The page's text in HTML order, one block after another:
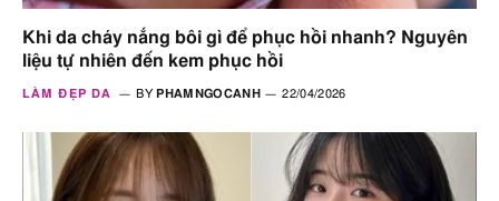
Khi da cháy nắng bôi gì để phục hồi nhanh? Nguyên
liệu tự nhiên đến kem phục hồi
LÀM ĐẸP DA BY PHAMNGOCANH 22/04/2026